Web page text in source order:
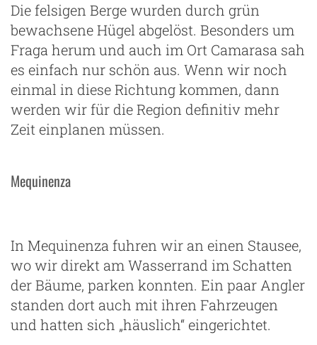
Die felsigen Berge wurden durch grün
bewachsene Hügel abgelöst. Besonders um
Fraga herum und auch im Ort Camarasa sah
es einfach nur schön aus. Wenn wir noch
einmal in diese Richtung kommen, dann
werden wir für die Region definitiv mehr
Zeit einplanen müssen.
Mequinenza
In Mequinenza fuhren wir an einen Stausee,
wo wir direkt am Wasserrand im Schatten
der Bäume, parken konnten. Ein paar Angler
standen dort auch mit ihren Fahrzeugen
und hatten sich „häuslich“ eingerichtet.